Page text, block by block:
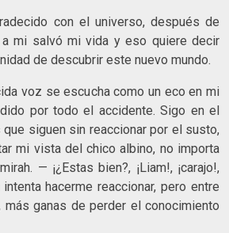
con el universo, después de
mi salvó mi vida y eso quiere decir
de descubrir este nuevo mundo.
voz se escucha como un eco en mi
por todo el accidente. Sigo en el
siguen sin reaccionar por el susto,
mi vista del chico albino, no importa
— ¡¿Estas bien?, ¡Liam!, ¡carajo!,
hacerme reaccionar, pero entre
más ganas de perder el conocimiento